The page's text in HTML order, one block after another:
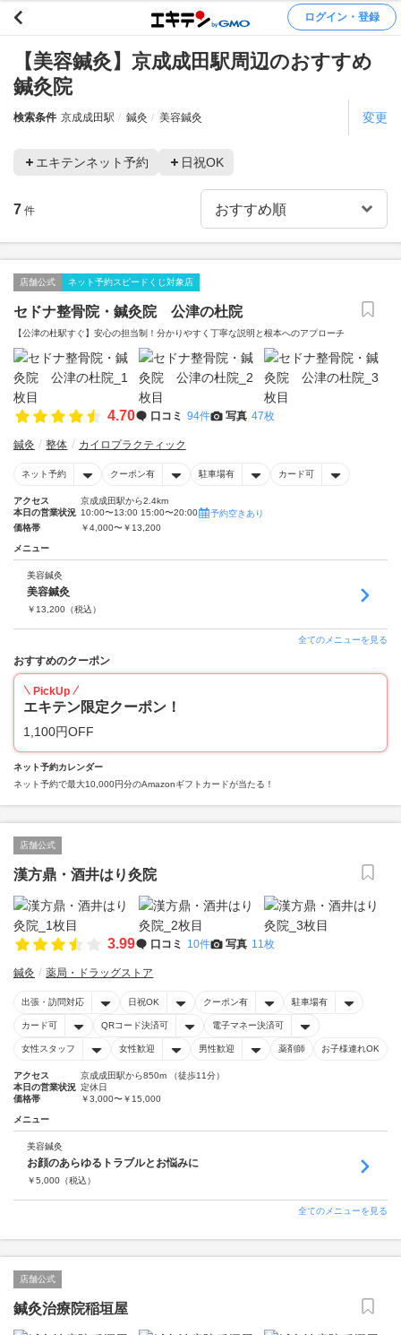
ログイン・登録
【美容鍼灸】京成成田駅周辺のおすすめ
鍼灸院
検索条件 京成成田駅 鍼灸 美容鍼灸 変更
エキテンネット予約 日祝OK
7 件
店舗公式 ネット予約スピードくじ対象店
セドナ整骨院・鍼灸院 公津の杜院
【公津の杜駅すぐ】安心の担当制！分かりやすく丁寧な説明と根本へのアプローチ
4.70 口コミ 94件 写真 47枚
鍼灸 整体 カイロプラクティック
ネット予約 クーポン有 駐車場有 カード可
アクセス
京成成田駅から2.4km
本日の営業状況 10:00〜13:00 15:00〜20:00
予約空きあり
価格帯
￥4,000〜￥13,200
メニュー
美容鍼灸
美容鍼灸
￥ 13,200 （税込）
全てのメニューを見る
おすすめのクーポン
PickUp
エキテン限定クーポン！
1,100円OFF
ネット予約カレンダー
ネット予約で最大10,000円分のAmazonギフトカードが当たる！
店舗公式
漢方鼎・酒井はり灸院
3.99 口コミ 10件 写真 11枚
鍼灸 薬局・ドラッグストア
出張・訪問対応 日祝OK クーポン有 駐車場有
カード可 QRコード決済可 電子マネー決済可
女性スタッフ 女性歓迎 男性歓迎 薬剤師 お子様連れOK
アクセス
京成成田駅から850m （徒歩11分）
本日の営業状況 定休日
価格帯
￥3,000〜￥15,000
メニュー
美容鍼灸
お顔のあらゆるトラブルとお悩みに
￥5,000 （税込）
全てのメニューを見る
店舗公式
鍼灸治療院稲垣屋